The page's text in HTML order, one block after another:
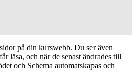
på din kurswebb. Du ser även
läsa, och när de senast ändrades till
och Schema automatskapas och